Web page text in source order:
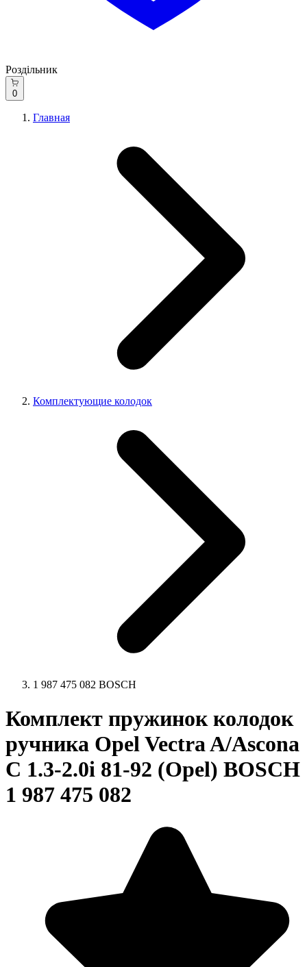
Роздільник
0
Главная
Комплектующие колодок
1 987 475 082 BOSCH
Комплект пружинок колодок
ручника Opel Vectra A/Ascona
C 1.3-2.0i 81-92 (Opel) BOSCH
1 987 475 082